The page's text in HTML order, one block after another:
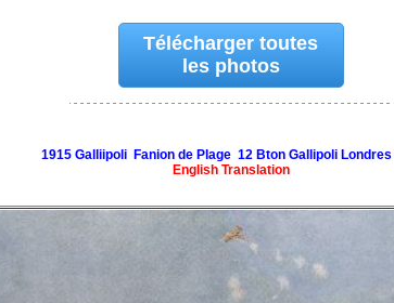
Télécharger toutes
les photos
1915 Galliipoli Fanion de Plage 12 Bton Gallipoli Londres
English Translation